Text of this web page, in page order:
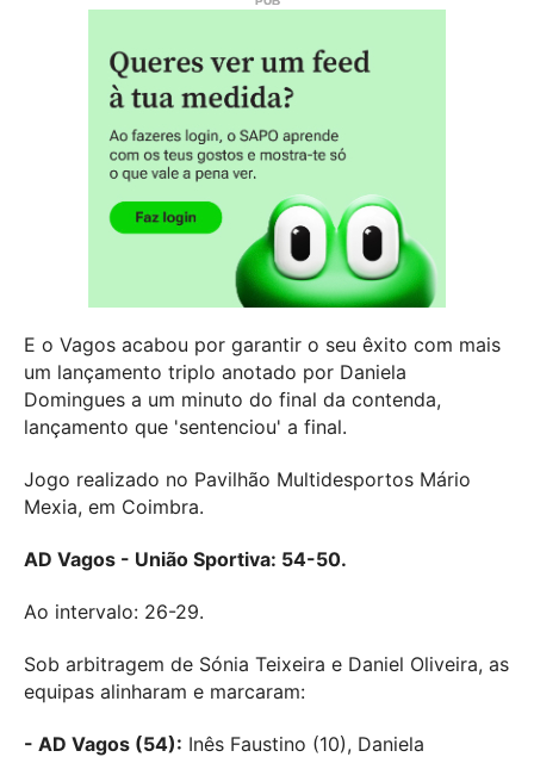
E o Vagos acabou por garantir o seu êxito com mais
um lançamento triplo anotado por Daniela
Domingues a um minuto do final da contenda,
lançamento que 'sentenciou' a final.
Jogo realizado no Pavilhão Multidesportos Mário
Mexia, em Coimbra.
AD Vagos - União Sportiva: 54-50.
Ao intervalo: 26-29.
Sob arbitragem de Sónia Teixeira e Daniel Oliveira, as
equipas alinharam e marcaram:
- AD Vagos (54): Inês Faustino (10), Daniela